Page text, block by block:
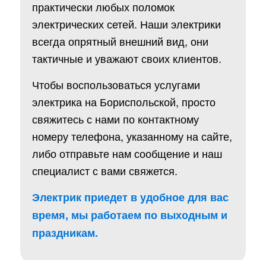
практически любых поломок
электрических сетей. Наши электрики
всегда опрятный внешний вид, они
тактичные и уважают своих клиентов.
Чтобы воспользоваться услугами
электрика на Бориспольской, просто
свяжитесь с нами по контактному
номеру телефона, указанному на сайте,
либо отправьте нам сообщение и наш
специалист с вами свяжется.
Электрик приедет в удобное для вас
время, мы работаем по выходным и
праздникам.